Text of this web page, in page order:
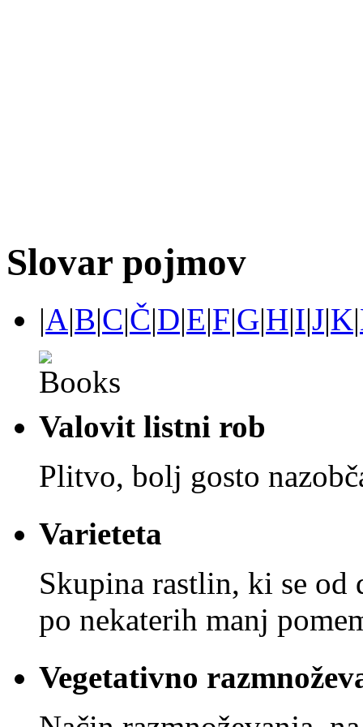
Slovar pojmov
|A|B|C|Č|D|E|F|G|H|I|J|K|
Valovit listni rob
Plitvo, bolj gosto
Varieteta
Skupina rastlin, ki se
po nekaterih manj
Vegetativno